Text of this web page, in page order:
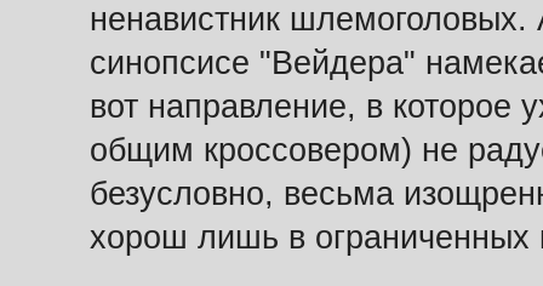
ненавистник
синопсисе "Вейдера"
вот направление, в которое
общим кроссовером) не
безусловно, весьма
хорош лишь в ограниченных